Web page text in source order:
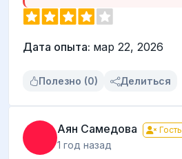
Дата опыта: мар 22, 2026
Полезно (0) Делиться
Аян Самедова Гость
1 год назад